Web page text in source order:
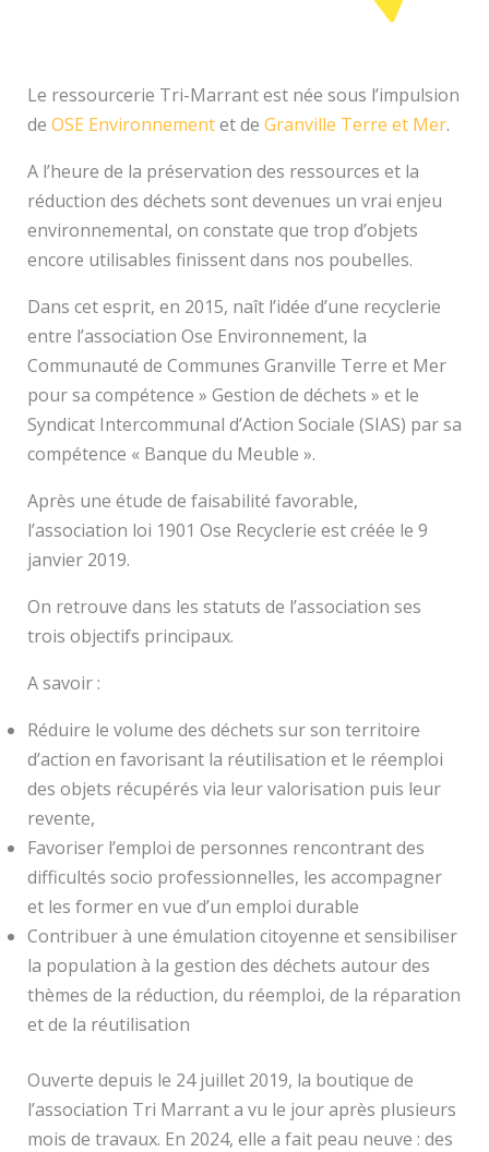
Le ressourcerie Tri-Marrant est née sous l’impulsion
de OSE Environnementet de Granville Terre et Mer.
A l’heure de la préservation des ressources et la
réduction des déchets sont devenues un vrai enjeu
environnemental, on constate que trop d’objets
encore utilisables finissent dans nos poubelles.
Dans cet esprit, en 2015, naît l’idée d’une recyclerie
entre l’association Ose Environnement, la
Communauté de Communes Granville Terre et Mer
pour sa compétence » Gestion de déchets » et le
Syndicat Intercommunal d’Action Sociale (SIAS) par sa
compétence « Banque du Meuble ».
Après une étude de faisabilité favorable,
l’association loi 1901 Ose Recyclerie est créée le 9
janvier 2019.
On retrouve dans les statuts de l’association ses
trois objectifs principaux.
A savoir :
Réduire le volume des déchets sur son territoire
d’action en favorisant la réutilisation et le réemploi
des objets récupérés via leur valorisation puis leur
revente,
Favoriser l’emploi de personnes rencontrant des
difficultés socio professionnelles, les accompagner
et les former en vue d’un emploi durable
Contribuer à une émulation citoyenne et sensibiliser
la population à la gestion des déchets autour des
thèmes de la réduction, du réemploi, de la réparation
et de la réutilisation
Ouverte depuis le 24 juillet 2019, la boutique de
l’association Tri Marrant a vu le jour après plusieurs
mois de travaux. En 2024, elle a fait peau neuve : des